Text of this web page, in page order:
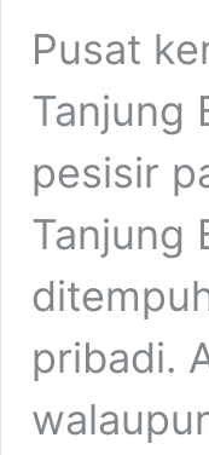
Pusat
Tanjung
pesisir
Tanjung
pribadi.